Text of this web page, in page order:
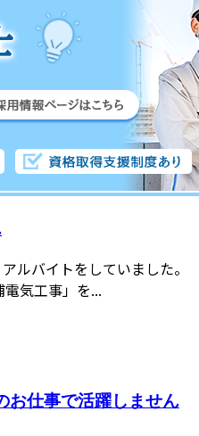
ルバイトをしていました。
気工事」を...
お仕事で活躍しません